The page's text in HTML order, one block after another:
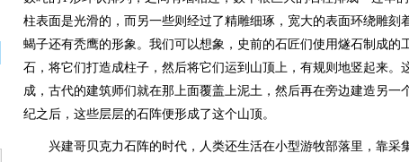
柱表面是光滑的，而另一些则经过了精雕细琢，宽大的表面环绕雕刻
蝎子还有秃鹰的形象。我们可以想象，史前的石匠们使用燧石制成的
石，将它们打造成柱子，然后将它们运到山顶上，有规则地竖起来。
成，古代的建筑师们就在那上面覆盖上泥土，然后再在旁边建造另一
纪之后，这些层层的石阵便形成了这个山顶。
兴建哥贝克力石阵的时代，人类还生活在小型游牧部落里，靠采